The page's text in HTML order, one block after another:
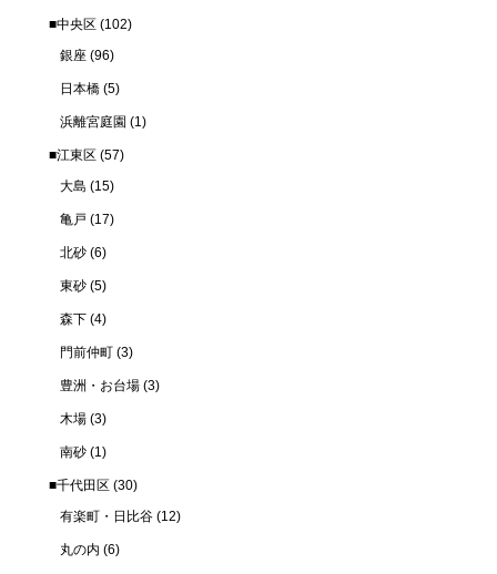
■中央区 (102)
銀座 (96)
日本橋 (5)
浜離宮庭園 (1)
■江東区 (57)
大島 (15)
亀戸 (17)
北砂 (6)
東砂 (5)
森下 (4)
門前仲町 (3)
豊洲・お台場 (3)
木場 (3)
南砂 (1)
■千代田区 (30)
有楽町・日比谷 (12)
丸の内 (6)